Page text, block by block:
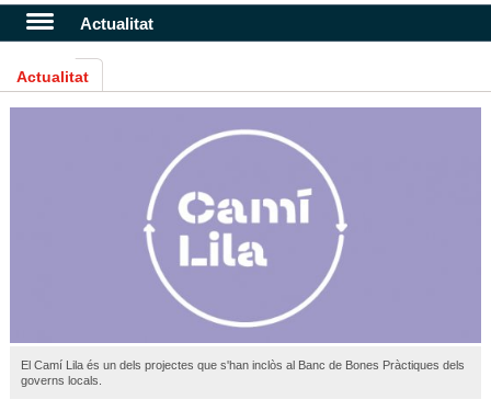
Actualitat
Actualitat
El Camí Lila és un dels projectes que s'han inclòs al Banc de Bones Pràctiques dels
governs locals.